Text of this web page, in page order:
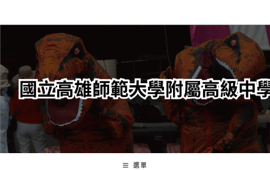
轉
要
內
容
選單